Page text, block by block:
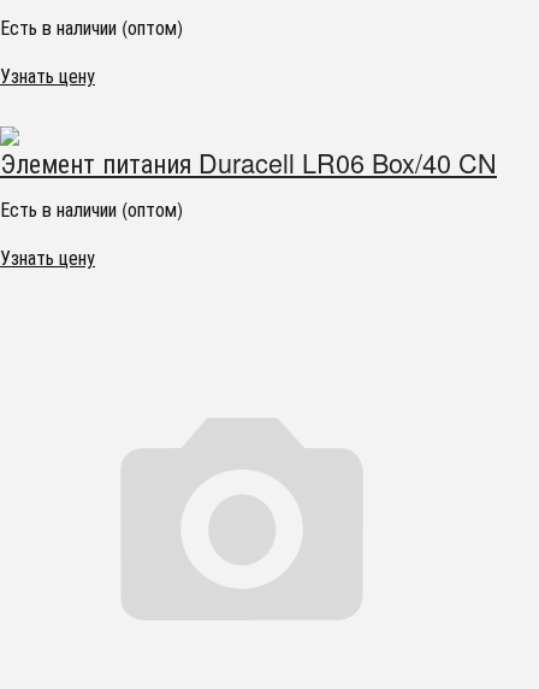
Есть в наличии (оптом)
Узнать цену
Элемент питания Duracell LR06 Box/40 CN
Есть в наличии (оптом)
Узнать цену